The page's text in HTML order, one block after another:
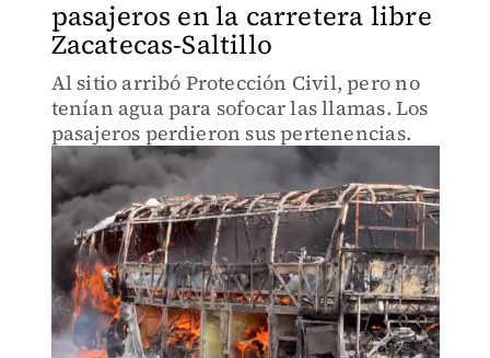
pasajeros en la carretera libre
Zacatecas-Saltillo
Al sitio arribó Protección Civil, pero no
tenían agua para sofocar las llamas. Los
pasajeros perdieron sus pertenencias.